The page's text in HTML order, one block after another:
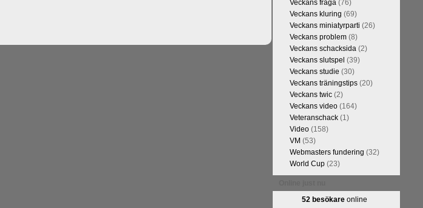
Veckans fråga(76)
Veckans kluring (69)
Veckans miniatyrparti (26)
Veckans problem(8)
Veckans schacksida(2)
Veckans slutspel (39)
Veckans studie (30)
Veckans träningstips(20)
Veckans twic(2)
Veckans video(164)
Veteranschack(1)
Video(158)
VM (53)
Webmasters fundering (32)
World Cup(23)
52 besökareonline